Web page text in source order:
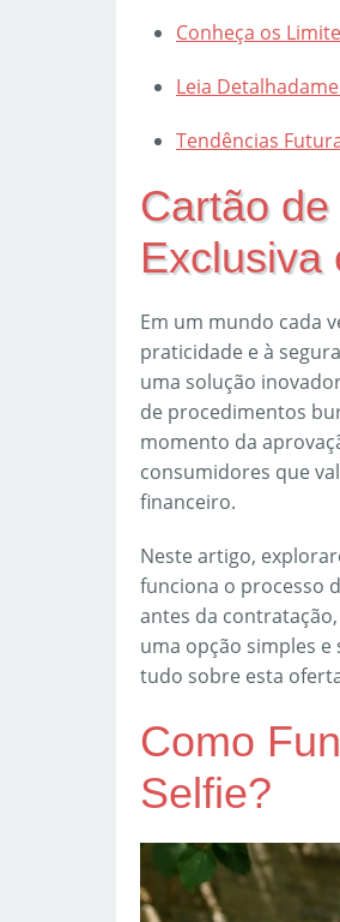
Conheça os
Leia
Tendências
Cartão
Exclusiva
Em um mundo cada
praticidade e à
uma solução
de procedimentos
momento da
consumidores que
financeiro.
Neste artigo,
funciona o processo
antes da
uma opção simples
tudo sobre esta
Como
Selfie?